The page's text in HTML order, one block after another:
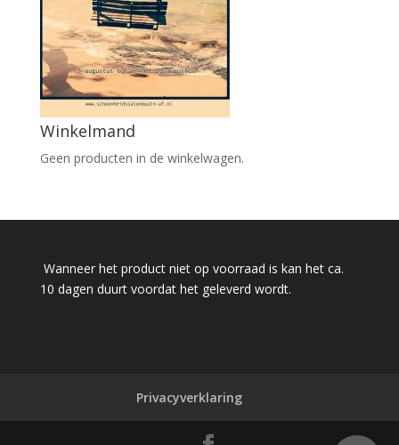
Winkelmand
Geen producten in de winkelwagen.
Wanneer het product niet op voorraad is kan het ca.
10 dagen duurt voordat het geleverd wordt.
Privacyverklaring